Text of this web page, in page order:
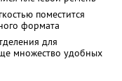
поместится
формата
для
множество удобных